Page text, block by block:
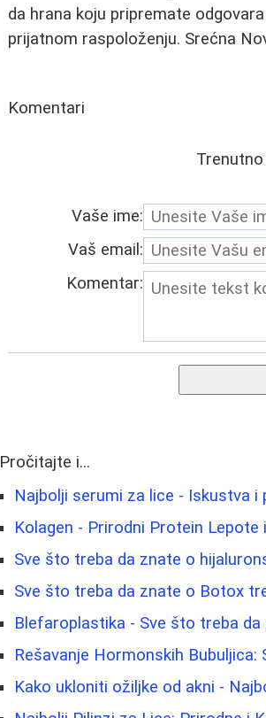
da hrana koju pripremate
prijatnom raspoloženju. Srećna
Komentari
Vaše ime:
Vaš email:
Komentar:
Pročitajte i...
Najbolji serumi za lice - Iskustva i
Kolagen - Prirodni Protein Lepote
Sve što treba da znate o
Sve što treba da znate o Botox
Blefaroplastika - Sve što treba
Rešavanje Hormonskih
Kako ukloniti ožiljke od akni -